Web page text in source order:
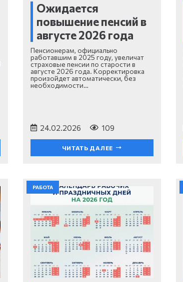
Ожидается
повышение пенсий в
августе 2026 года
Пенсионерам, официально
работавшим в 2025 году, увеличат
страховые пенсии по старости в
августе 2026 года. Корректировка
произойдет автоматически, без
необходимости…
24.02.2026 109
ЧИТАТЬ ДАЛЕЕ
РАБОТА